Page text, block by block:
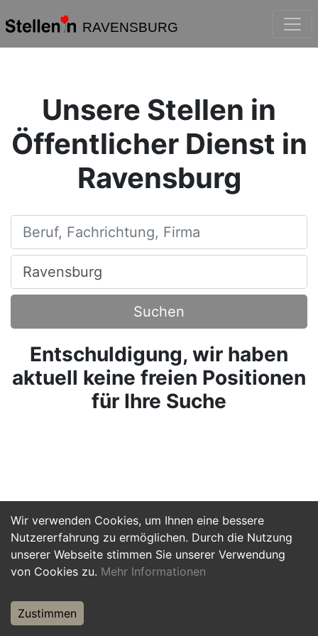
RAVENSBURG
Wir verwenden Cookies, um Ihnen eine bessere
Nutzererfahrung zu ermöglichen. Durch die Nutzung
unserer Webseite stimmen Sie unserer Verwendung
von Cookies zu. Mehr Informationen
Zustimmen
Unsere Stellen in
Öffentlicher Dienst in
Ravensburg
Beruf, Fachrichtung, Firma
Ort, Stadt
Suchen
Entschuldigung, wir haben
aktuell keine freien Positionen
für Ihre Suche